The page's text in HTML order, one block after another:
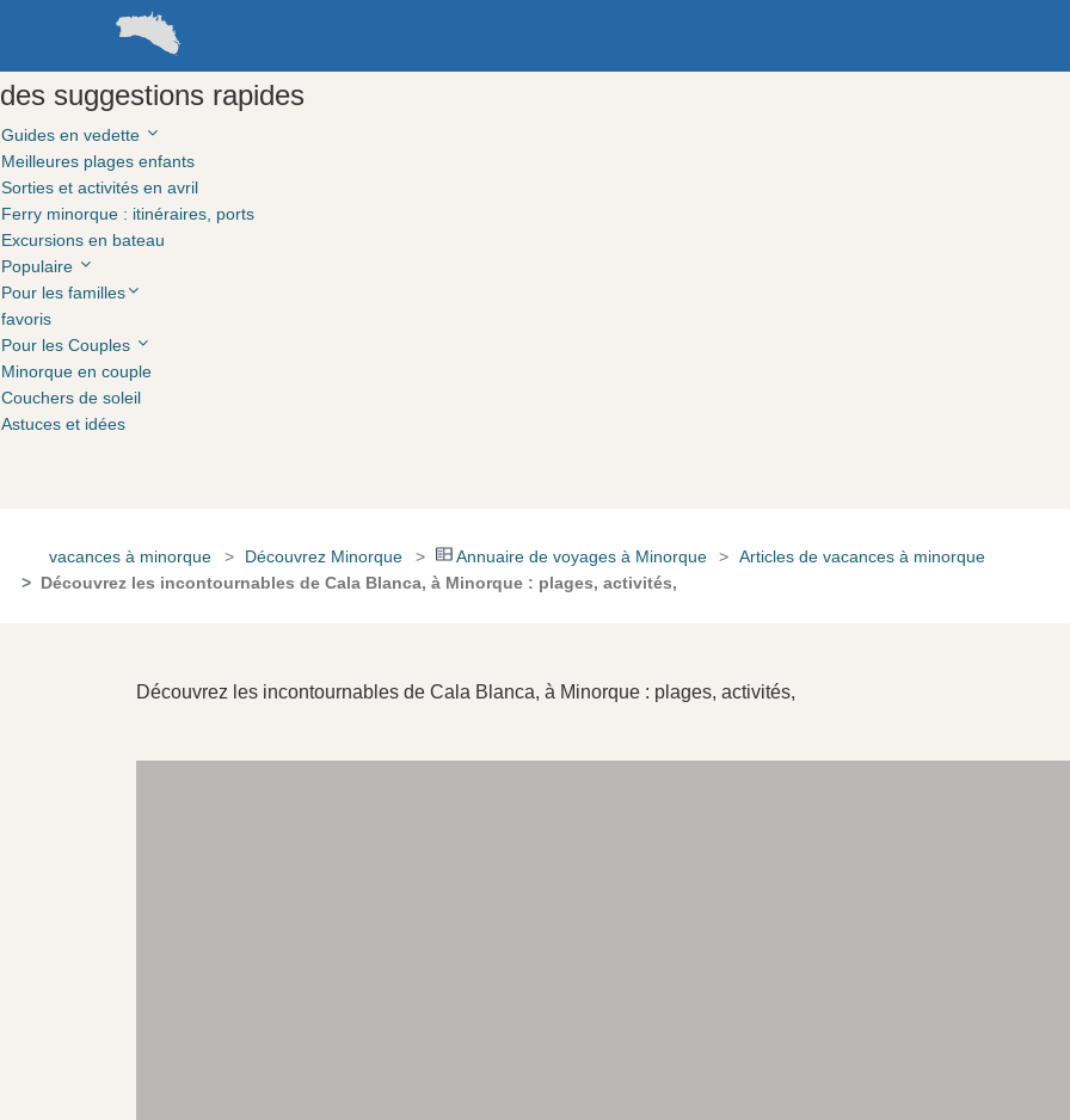
des suggestions rapides
Guides en vedette
Meilleures plages enfants
Sorties et activités en avril
Ferry minorque : itinéraires, ports
Excursions en bateau
Populaire
Pour les familles
favoris
Pour les Couples
Minorque en couple
Couchers de soleil
Astuces et idées
vacances à minorque Découvrez Minorque Annuaire de voyages à Minorque
Articles de vacances à minorque
Découvrez les incontournables de Cala Blanca, à Minorque : plages, activités,
Découvrez les incontournables de Cala Blanca, à Minorque : plages, activités,